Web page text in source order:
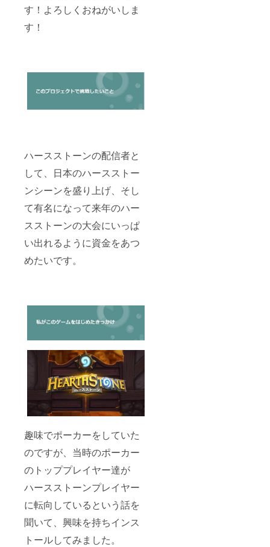
す！よろしくおねがいしま
す！
ハースストーンの配信者と
して、日本のハースストー
ンシーンを盛り上げ、そし
て有名になって来年のハー
スストーンの大会にいっぱ
い出れるように資金をあつ
めたいです。
趣味でポーカーをしていた
のですが、当時のポーカー
のトッププレイヤー達が
ハースストーンプレイヤー
に転向しているという話を
聞いて、興味を持ちインス
トールしてみました。